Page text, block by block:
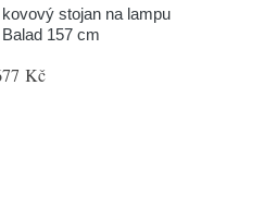
stojan na lampu
157 cm
Kč